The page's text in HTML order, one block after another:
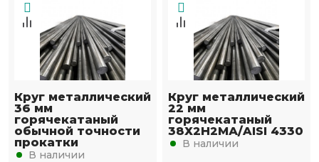
Круг металлический
36 мм
горячекатаный
обычной точности
прокатки
В наличии
Круг металлический
22 мм
горячекатаный
38Х2Н2МА/AISI 4330
В наличии